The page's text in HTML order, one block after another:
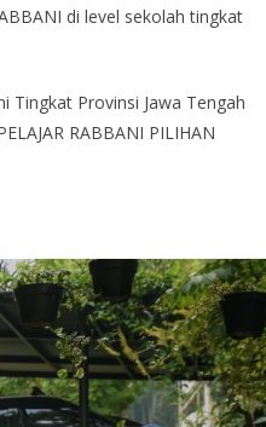
di level sekolah tingkat
Tingkat Provinsi Jawa Tengah
RABBANI PILIHAN